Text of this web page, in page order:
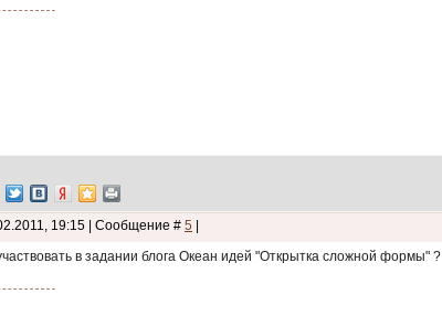
19:15 | Сообщение # 5
в задании блога Океан идей "Открытка сложной формы" ?